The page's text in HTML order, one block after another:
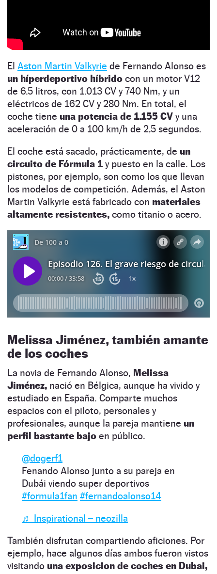
El Aston Martin Valkyrie de Fernando Alonso es
un híperdeportivo híbrido con un motor V12
de 6.5 litros, con 1.013 CV y 740 Nm, y un
eléctricos de 162 CV y 280 Nm. En total, el
coche tiene una potencia de 1.155 CV y una
aceleración de 0 a 100 km/h de 2,5 segundos.
El coche está sacado, prácticamente, de un
circuito de Fórmula 1 y puesto en la calle. Los
pistones, por ejemplo, son como los que llevan
los modelos de competición. Además, el Aston
Martin Valkyrie está fabricado con materiales
altamente resistentes, como titanio o acero.
Melissa Jiménez, también amante
de los coches
La novia de Fernando Alonso, Melissa
Jiménez, nació en Bélgica, aunque ha vivido y
estudiado en España. Comparte muchos
espacios con el piloto, personales y
profesionales, aunque la pareja mantiene un
perfil bastante bajo en público.
@dogerf1
Fenando Alonso junto a su pareja en
Dubái viendo super deportivos
#formula1fan #fernandoalonso14
♬ Inspirational – neozilla
También disfrutan compartiendo aficiones. Por
ejemplo, hace algunos días ambos fueron vistos
visitando una exposicion de coches en Dubai,